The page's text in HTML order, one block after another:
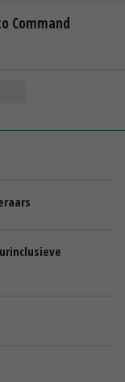
Command